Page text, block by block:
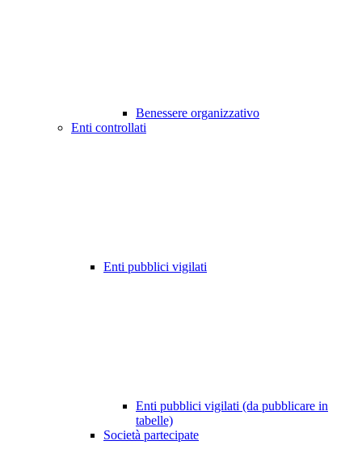
Benessere organizzativo
Enti controllati
Enti pubblici vigilati
Enti pubblici vigilati (da pubblicare in
tabelle)
Società partecipate